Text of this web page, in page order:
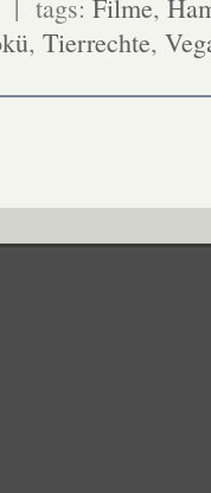
tags: Filme,
, Tierrechte,